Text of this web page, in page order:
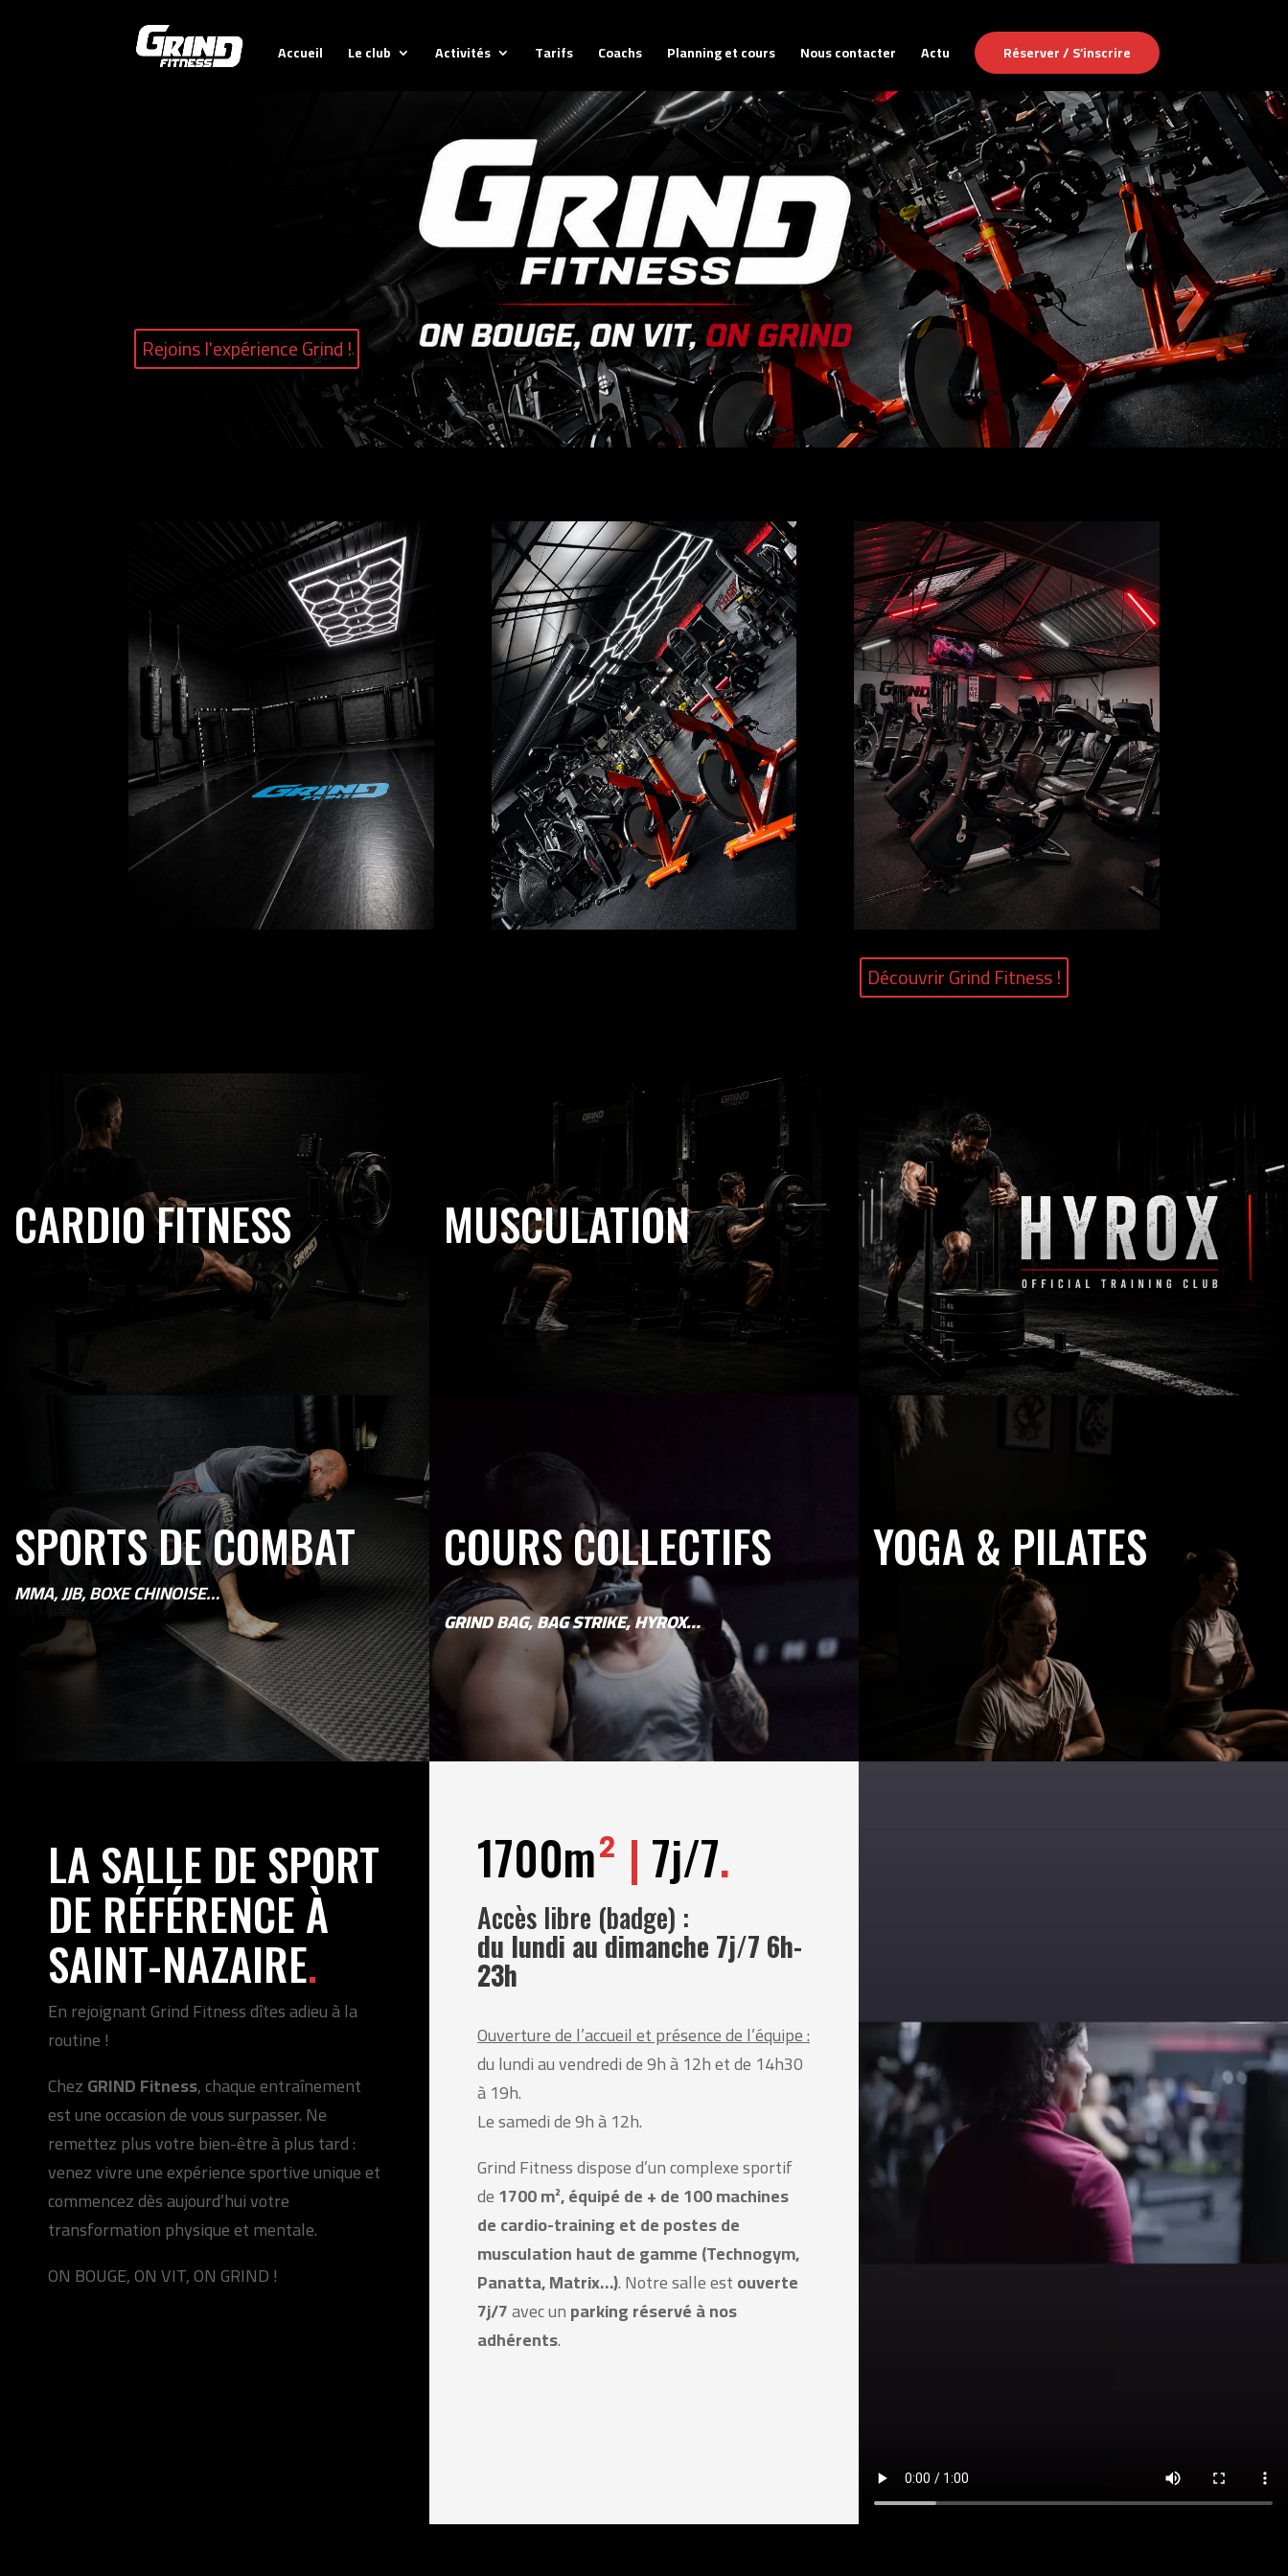
Accueil Le club Activités Tarifs Coachs Planning et cours Nous contacter Actu Réserver / S’inscrire
Rejoins l'expérience Grind !
Découvrir Grind Fitness !
CARDIO FITNESS MUSCULATION
SPORTS DE COMBAT
MMA, JJB, BOXE CHINOISE…
COURS COLLECTIFS
GRIND BAG, BAG STRIKE, HYROX…
YOGA & PILATES
LA SALLE DE SPORT
DE RÉFÉRENCE À
SAINT-NAZAIRE.
En rejoignant Grind Fitness dîtes adieu à la
routine !
ChezGRIND Fitness, chaque entraînement
est une occasion de vous surpasser. Ne
remettez plus votre bien-être à plus tard :
venez vivre une expérience sportive unique et
commencez dès aujourd’hui votre
transformation physique et mentale.
ON BOUGE, ON VIT, ON GRIND !
1700m² | 7j/7.
Accès libre (badge) :
du lundi au dimanche 7j/7 6h-
23h
Ouverture de l’accueil et présence de l’équipe :
du lundi au vendredi de 9h à 12h et de 14h30
à 19h.
Le samedi de 9h à 12h.
Grind Fitness dispose d’un complexe sportif
de1700 m², équipé de + de 100 machines
de cardio-training et de postes de
musculation haut de gamme (Technogym,
Panatta, Matrix…). Notre salle estouverte
7j/7avec unparking réservé à nos
adhérents.